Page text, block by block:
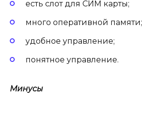
есть слот для СИМ карты;
много оперативной памяти;
удобное управление;
понятное управление.
Минусы